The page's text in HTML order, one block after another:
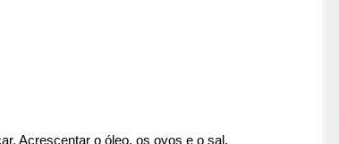
Acrescentar o óleo, os ovos e o sal.